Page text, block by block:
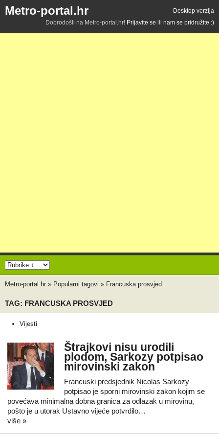
Metro-portal.hr
Desktop verzija
Dobrodošli na Metro-portal.hr! Prijavite se ili nam se pridružite :)
Metro-portal.hr » Popularni tagovi » Francuska prosvjed
TAG: FRANCUSKA PROSVJED
Vijesti
Štrajkovi nisu urodili
plodom, Sarkozy potpisao
mirovinski zakon
Francuski predsjednik Nicolas Sarkozy
potpisao je sporni mirovinski zakon kojim se
povećava minimalna dobna granica za odlazak u mirovinu,
pošto je u utorak Ustavno vijeće potvrdilo…
više »